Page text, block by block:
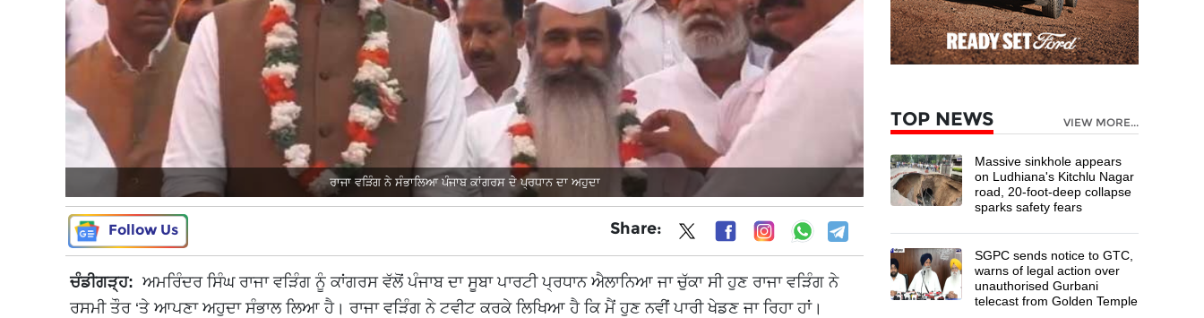
ਰਾਜਾ ਵੜਿੰਗ ਨੇ ਸੰਭਾਲਿਆ ਪੰਜਾਬ ਕਾਂਗਰਸ ਦੇ ਪ੍ਰਧਾਨ ਦਾ ਅਹੁਦਾ
Follow Us Share:
ਚੰਡੀਗੜ੍ਹ: ਅਮਰਿੰਦਰ ਸਿੰਘ ਰਾਜਾ ਵੜਿੰਗ ਨੂੰ ਕਾਂਗਰਸ ਵੱਲੋਂ ਪੰਜਾਬ ਦਾ ਸੂਬਾ ਪਾਰਟੀ ਪ੍ਰਧਾਨ ਐਲਾਨਿਆ ਜਾ ਚੁੱਕਾ ਸੀ ਹੁਣ ਰਾਜਾ ਵੜਿੰਗ ਨੇ
ਰਸਮੀ ਤੌਰ ‘ਤੇ ਆਪਣਾ ਅਹੁਦਾ ਸੰਭਾਲ ਲਿਆ ਹੈ। ਰਾਜਾ ਵੜਿੰਗ ਨੇ ਟਵੀਟ ਕਰਕੇ ਲਿਖਿਆ ਹੈ ਕਿ ਮੈਂ ਹੁਣ ਨਵੀਂ ਪਾਰੀ ਖੇਡਣ ਜਾ ਰਿਹਾ ਹਾਂ।
TOP NEWS VIEW MORE...
Massive sinkhole appears
on Ludhiana's Kitchlu Nagar
road, 20-foot-deep collapse
sparks safety fears
SGPC sends notice to GTC,
warns of legal action over
unauthorised Gurbani
telecast from Golden Temple